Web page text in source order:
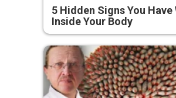
5 Hidden Signs You Have
Inside Your Body